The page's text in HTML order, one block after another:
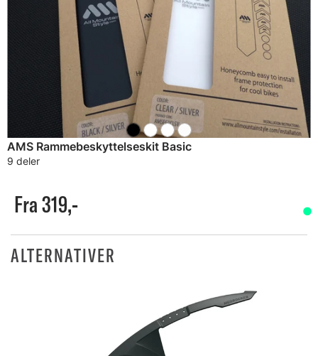
AMS Rammebeskyttelseskit Basic
9 deler
Fra 319,-
ALTERNATIVER